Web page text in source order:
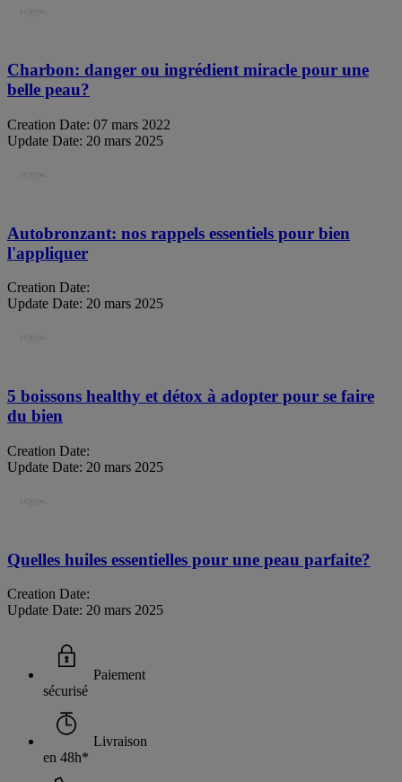
Charbon: danger ou ingrédient miracle pour une
belle peau?
Creation Date: 07 mars 2022
Update Date: 20 mars 2025
Autobronzant: nos rappels essentiels pour bien
l'appliquer
Creation Date:
Update Date: 20 mars 2025
5 boissons healthy et détox à adopter pour se faire
du bien
Creation Date:
Update Date: 20 mars 2025
Quelles huiles essentielles pour une peau parfaite?
Creation Date:
Update Date: 20 mars 2025
Paiement
sécurisé
Livraison
en 48h*